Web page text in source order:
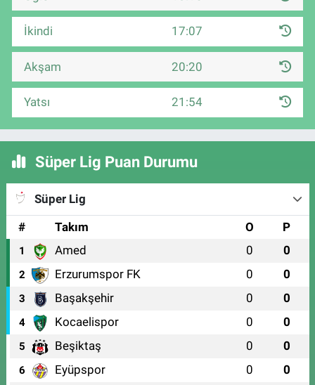
İkindi 17:07
Akşam 20:20
Yatsı 21:54
Süper Lig Puan Durumu
Süper Lig
#
Takım O P
1 Amed 0 0
2 Erzurumspor FK 0 0
3 Başakşehir 0 0
4 Kocaelispor 0 0
5 Beşiktaş 0 0
6 Eyüpspor 0 0